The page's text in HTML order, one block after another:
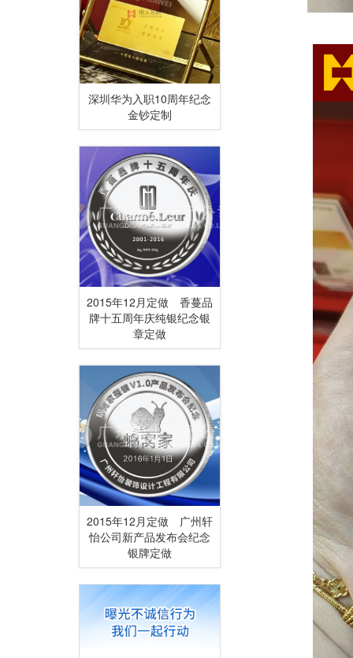
深圳华为入职10周年纪念
金钞定制
2015年12月定做 香蔓品
牌十五周年庆纯银纪念银
章定做
2015年12月定做 广州轩
怡公司新产品发布会纪念
银牌定做